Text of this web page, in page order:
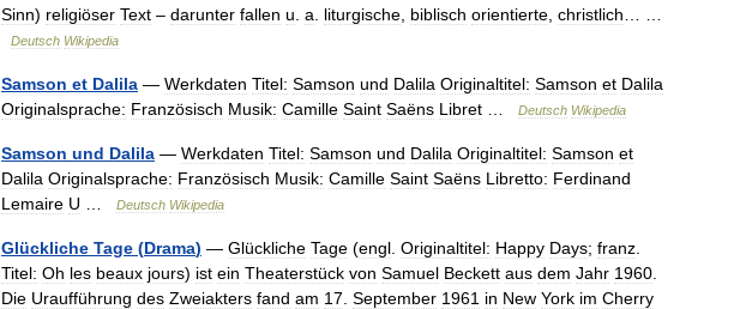
Sinn) religiöser Text – darunter fallen u a liturgische biblisch orientierte christlich
Deutsch Wikipedia
Samson et Dalila — Werkdaten Titel: Samson und Dalila Originaltitel: Samson et Dalila
Originalsprache: Französisch Musik: Camille Saint Saëns Libret Deutsch Wikipedia
Samson und Dalila — Werkdaten Titel: Samson und Dalila Originaltitel: Samson et
Dalila Originalsprache: Französisch Musik: Camille Saint Saëns Libretto: Ferdinand
Lemaire U Deutsch Wikipedia
Glückliche Tage (Drama) — Glückliche Tage (engl Originaltitel: Happy Days; franz
Titel: Oh les beaux jours) ist ein Theaterstück von Samuel Beckett aus dem Jahr 1960
Die Uraufführung des Zweiakters fand am 17 September 1961 in New York im Cherry